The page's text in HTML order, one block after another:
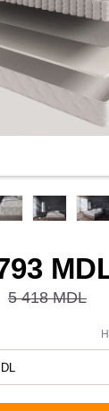
5 418 MDL